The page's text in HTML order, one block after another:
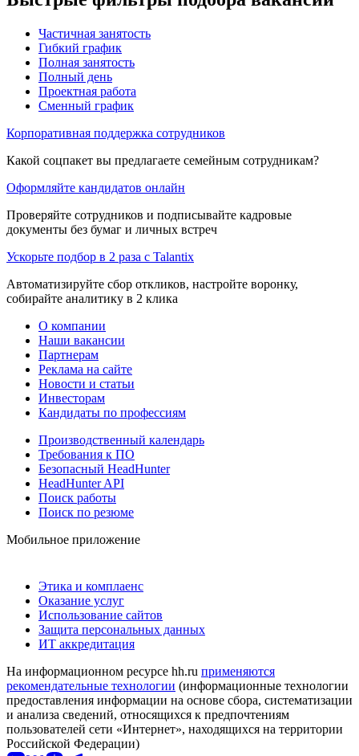
Частичная занятость
Гибкий график
Полная занятость
Полный день
Проектная работа
Сменный график
Корпоративная поддержка сотрудников
Какой соцпакет вы предлагаете семейным сотрудникам?
Оформляйте кандидатов онлайн
Проверяйте сотрудников и подписывайте кадровые
документы без бумаг и личных встреч
Ускорьте подбор в 2 раза с Talantix
Автоматизируйте сбор откликов, настройте воронку,
собирайте аналитику в 2 клика
О компании
Наши вакансии
Партнерам
Реклама на сайте
Новости и статьи
Инвесторам
Кандидаты по профессиям
Производственный календарь
Требования к ПО
Безопасный HeadHunter
HeadHunter API
Поиск работы
Поиск по резюме
Мобильное приложение
Этика и комплаенс
Оказание услуг
Использование сайтов
Защита персональных данных
ИТ аккредитация
На информационном ресурсе hh.ru применяются
рекомендательные технологии (информационные технологии
предоставления информации на основе сбора, систематизации
и анализа сведений, относящихся к предпочтениям
пользователей сети «Интернет», находящихся на территории
Российской Федерации)